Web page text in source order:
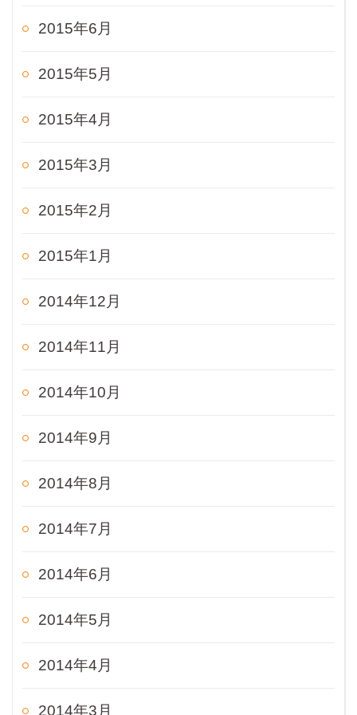
2015年6月
2015年5月
2015年4月
2015年3月
2015年2月
2015年1月
2014年12月
2014年11月
2014年10月
2014年9月
2014年8月
2014年7月
2014年6月
2014年5月
2014年4月
2014年3月